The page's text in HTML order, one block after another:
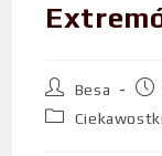
Besa
Ciekawostki